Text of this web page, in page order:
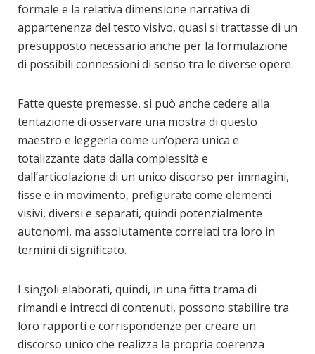
formale e la relativa dimensione narrativa di
appartenenza del testo visivo, quasi si trattasse di un
presupposto necessario anche per la formulazione
di possibili connessioni di senso tra le diverse opere.
Fatte queste premesse, si può anche cedere alla
tentazione di osservare una mostra di questo
maestro e leggerla come un’opera unica e
totalizzante data dalla complessità e
dall’articolazione di un unico discorso per immagini,
fisse e in movimento, prefigurate come elementi
visivi, diversi e separati, quindi potenzialmente
autonomi, ma assolutamente correlati tra loro in
termini di significato.
I singoli elaborati, quindi, in una fitta trama di
rimandi e intrecci di contenuti, possono stabilire tra
loro rapporti e corrispondenze per creare un
discorso unico che realizza la propria coerenza